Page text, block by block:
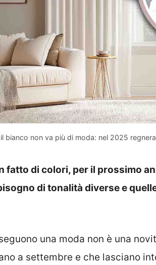
bianco non va più di moda: nel 2025
fatto di colori, per il prossimo
di tonalità diverse e
una moda non è una
a settembre e che lasciano